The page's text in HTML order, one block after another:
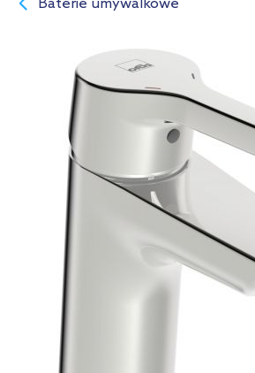
Baterie umywalkowe